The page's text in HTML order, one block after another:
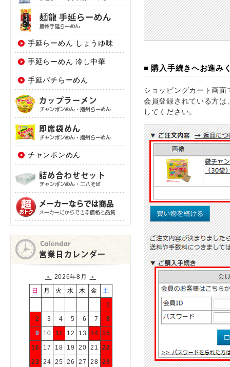
手延らーめん しょうゆ味
手延らーめん 冷し中華
手延バチらーめん
チャンポンめん
＜ 2026年8月
＞
日
月 火 水 木 金
土
1
2
3 4 5 6 7
8
9
10 11 12 13 14 15
16
17 18 19 20 21
22
23 24 25 26 27 28 29
■ 購入手続きへお進み
ショッピングカート画
会員登録されている方
してください。